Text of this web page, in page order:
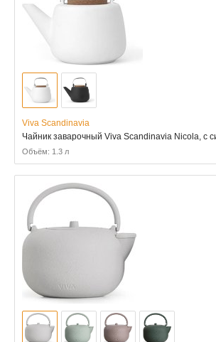
Viva Scandinavia
Чайник заварочный Viva Scandinavia Nicola, с
Объём: 1.3 л